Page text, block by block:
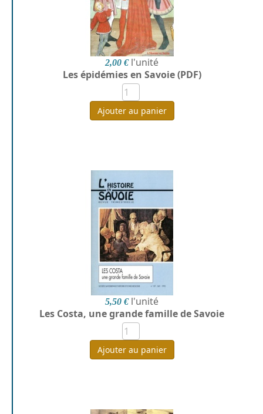
2,00 € l'unité
Les épidémies en Savoie (PDF)
Ajouter au panier
5,50 € l'unité
Les Costa, une grande famille de Savoie
Ajouter au panier